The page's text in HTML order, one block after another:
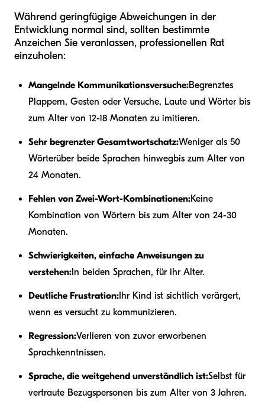
Während geringfügige Abweichungen in der
Entwicklung normal sind, sollten bestimmte
Anzeichen Sie veranlassen, professionellen Rat
einzuholen:
Mangelnde Kommunikationsversuche:Begrenztes
Plappern, Gesten oder Versuche, Laute und Wörter bis
zum Alter von 12-18 Monaten zu imitieren.
Sehr begrenzter Gesamtwortschatz:Weniger als 50
Wörterüber beide Sprachen hinwegbis zum Alter von
24 Monaten.
Fehlen von Zwei-Wort-Kombinationen:Keine
Kombination von Wörtern bis zum Alter von 24-30
Monaten.
Schwierigkeiten, einfache Anweisungen zu
verstehen: In beiden Sprachen, für ihr Alter.
Deutliche Frustration: Ihr Kind ist sichtlich verärgert,
wenn es versucht zu kommunizieren.
Regression:Verlieren von zuvor erworbenen
Sprachkenntnissen.
Sprache, die weitgehend unverständlich ist:Selbst für
vertraute Bezugspersonen bis zum Alter von 3 Jahren.